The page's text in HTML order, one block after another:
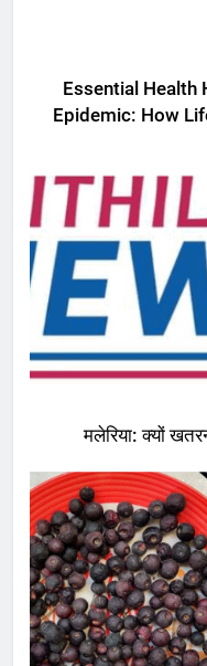
Essential Health
Epidemic: How
मलेरिया: क्यों